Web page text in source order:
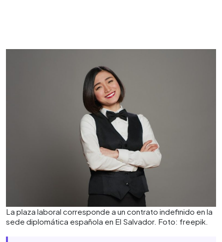
La plaza laboral corresponde a un contrato indefinido en la
sede diplomática española en El Salvador. Foto: freepik.